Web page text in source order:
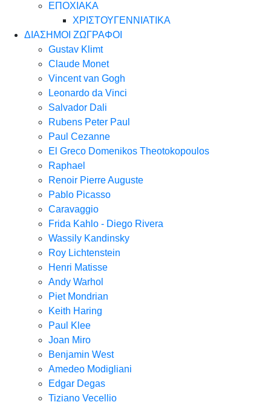
ΕΠΟΧΙΑΚΑ
ΧΡΙΣΤΟΥΓΕΝΝΙΑΤΙΚΑ
ΔΙΑΣΗΜΟΙ ΖΩΓΡΑΦΟΙ
Gustav Klimt
Claude Monet
Vincent van Gogh
Leonardo da Vinci
Salvador Dali
Rubens Peter Paul
Paul Cezanne
El Greco Domenikos Theotokopoulos
Raphael
Renoir Pierre Auguste
Pablo Picasso
Caravaggio
Frida Kahlo - Diego Rivera
Wassily Kandinsky
Roy Lichtenstein
Henri Matisse
Andy Warhol
Piet Mondrian
Keith Haring
Paul Klee
Joan Miro
Benjamin West
Amedeo Modigliani
Edgar Degas
Tiziano Vecellio